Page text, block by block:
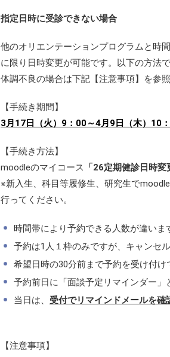
指定日時に受診できない場合
他のオリエンテーションプログラムと時
に限り日時変更が可能です。以下の方法
体調不良の場合は下記【注意事項】を参照
【手続き期間】
3月17日（火）9：00～4月9日（木）10
【手続き方法】
moodleのマイコース
「26定期健診日時変
※新入生、科目等履修生、研究生で
行ってください。
時間帯により予約できる人数が違いま
予約は1人１枠のみですが、キャンセ
希望日時の30分前まで予約を受け付け
予約前日に「面談予定リマインダー」
当日は、 受付でリマインドメールを確
【注意事項】